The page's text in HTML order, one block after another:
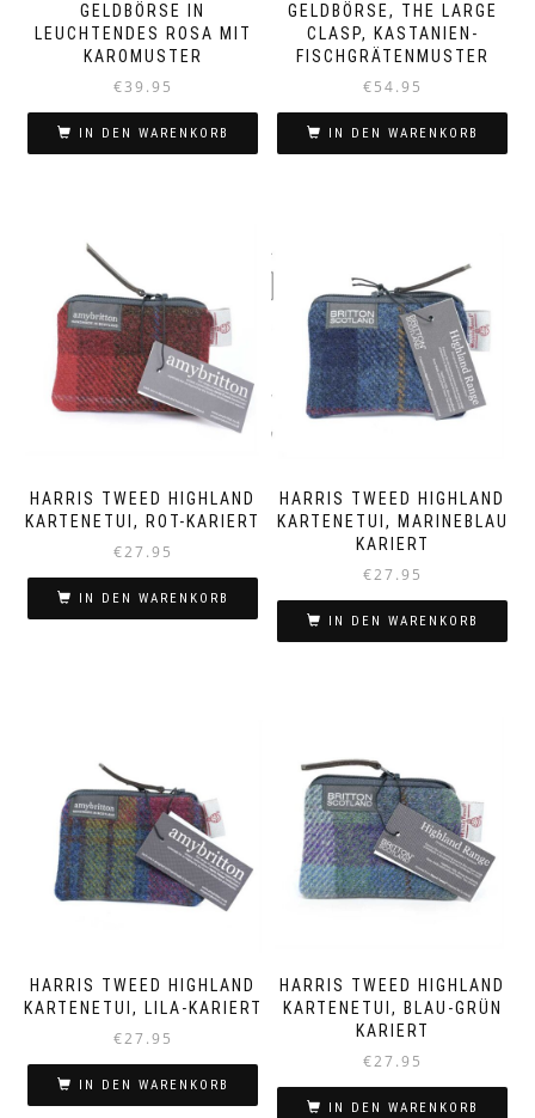
GELDBÖRSE IN
LEUCHTENDES ROSA MIT
KAROMUSTER
€39.95
IN DEN WARENKORB
GELDBÖRSE, THE LARGE
CLASP, KASTANIEN-
FISCHGRÄTENMUSTER
€54.95
IN DEN WARENKORB
HARRIS TWEED HIGHLAND
KARTENETUI, ROT-KARIERT
€27.95
IN DEN WARENKORB
HARRIS TWEED HIGHLAND
KARTENETUI, MARINEBLAU
KARIERT
€27.95
IN DEN WARENKORB
HARRIS TWEED HIGHLAND
KARTENETUI, LILA-KARIERT
€27.95
IN DEN WARENKORB
HARRIS TWEED HIGHLAND
KARTENETUI, BLAU-GRÜN
KARIERT
€27.95
IN DEN WARENKORB